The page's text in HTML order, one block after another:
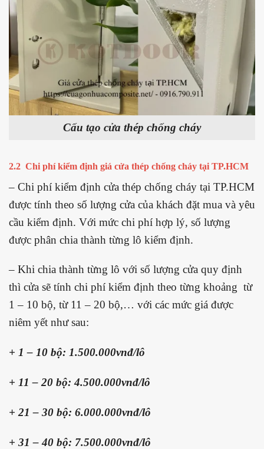
Cấu tạo cửa thép chống cháy
2.2 Chi phí kiểm định giá cửa thép chống cháy tại TP.HCM
– Chi phí kiểm định cửa thép chống cháy tại TP.HCM
được tính theo số lượng cửa của khách đặt mua và yêu
cầu kiểm định. Với mức chi phí hợp lý, số lượng
được phân chia thành từng lô kiểm định.
– Khi chia thành từng lô với số lượng cửa quy định
thì cửa sẽ tính chi phí kiểm định theo từng khoảng từ
1 – 10 bộ, từ 11 – 20 bộ,… với các mức giá được
niêm yết như sau:
+ 1 – 10 bộ: 1.500.000vnđ/lô
+ 11 – 20 bộ: 4.500.000vnđ/lô
+ 21 – 30 bộ: 6.000.000vnđ/lô
+ 31 – 40 bộ: 7.500.000vnđ/lô